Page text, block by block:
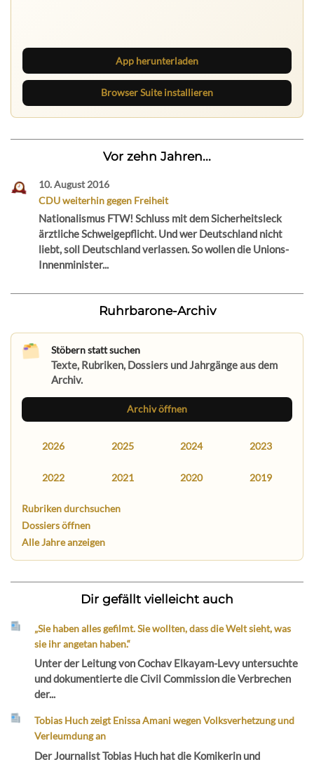
App herunterladen
Browser Suite installieren
Vor zehn Jahren...
10. August 2016
CDU weiterhin gegen Freiheit
Nationalismus FTW! Schluss mit dem Sicherheitsleck
ärztliche Schweigepflicht. Und wer Deutschland nicht
liebt, soll Deutschland verlassen. So wollen die Unions-
Innenminister...
Ruhrbarone-Archiv
Stöbern statt suchen
Texte, Rubriken, Dossiers und Jahrgänge aus dem
Archiv.
Archiv öffnen
2026 2025 2024 2023
2022 2021 2020 2019
Rubriken durchsuchen
Dossiers öffnen
Alle Jahre anzeigen
Dir gefällt vielleicht auch
„Sie haben alles gefilmt. Sie wollten, dass die Welt sieht, was
sie ihr angetan haben.“
Unter der Leitung von Cochav Elkayam-Levy untersuchte
und dokumentierte die Civil Commission die Verbrechen
der...
Tobias Huch zeigt Enissa Amani wegen Volksverhetzung und
Verleumdung an
Der Journalist Tobias Huch hat die Komikerin und